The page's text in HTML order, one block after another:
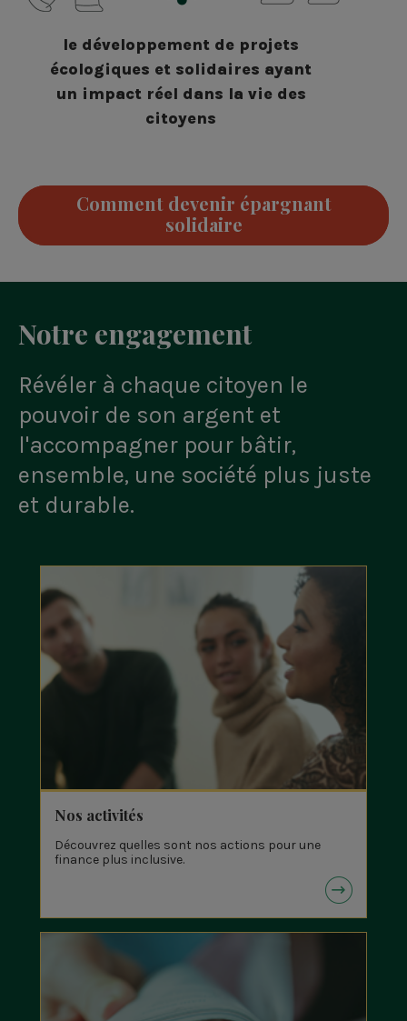
le développement de projets
écologiques et solidaires ayant
un impact réel dans la vie des
citoyens
Comment devenir épargnant
solidaire
Notre engagement
Révéler à chaque citoyen le
pouvoir de son argent et
l'accompagner pour bâtir,
ensemble, une société plus juste
et durable.
Nos activités
Découvrez quelles sont nos actions pour une
finance plus inclusive.